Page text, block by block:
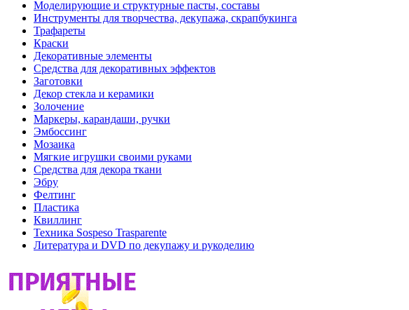
Моделирующие и структурные пасты, составы
Инструменты для творчества, декупажа, скрапбукинга
Трафареты
Краски
Декоративные элементы
Средства для декоративных эффектов
Заготовки
Декор стекла и керамики
Золочение
Маркеры, карандаши, ручки
Эмбоссинг
Мозаика
Мягкие игрушки своими руками
Средства для декора ткани
Эбру
Фелтинг
Пластика
Квиллинг
Техника Sospeso Trasparente
Литература и DVD по декупажу и рукоделию